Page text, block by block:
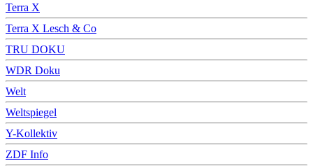
Terra X
Terra X Lesch & Co
TRU DOKU
WDR Doku
Welt
Weltspiegel
Y-Kollektiv
ZDF Info